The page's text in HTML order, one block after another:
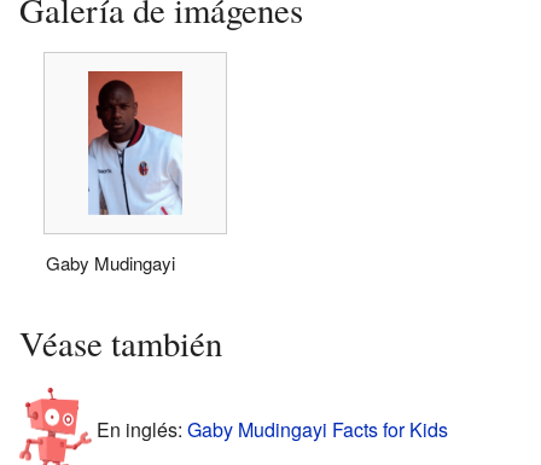
Galería de imágenes
Gaby Mudingayi
Véase también
En inglés: Gaby Mudingayi Facts for Kids